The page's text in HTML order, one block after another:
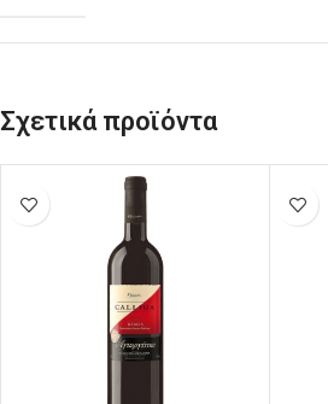
Σχετικά προϊόντα